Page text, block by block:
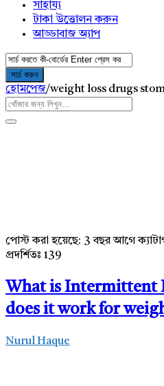
সাহায্য
টাকা উত্তোলন করুন
আড্ডাবাজ অ্যাপ
হোমপেজ/weight loss drugs
AddaBuzz.net
Articles
পোস্ট করা হয়েছে: 3 বছর আগে
প্রদর্শিতঃ 139
What is Intermittent
does it work for
Nurul Haque